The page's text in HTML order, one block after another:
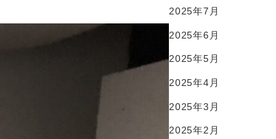
2025年7月
2025年6月
2025年5月
2025年4月
2025年3月
2025年2月